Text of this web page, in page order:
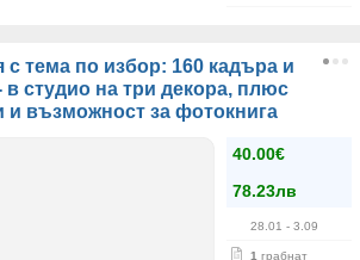
с тема по избор: 160 кадъра и
в студио на три декора, плюс
и възможност за фотокнига
40.00€
78.23лв
28.01 - 3.09
1 грабнат